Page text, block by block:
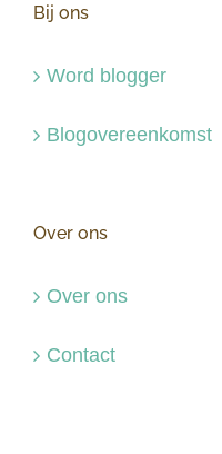
Bij ons
Word blogger
Blogovereenkomst
Over ons
Over ons
Contact